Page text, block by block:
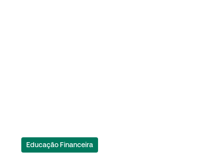
Educação Financeira